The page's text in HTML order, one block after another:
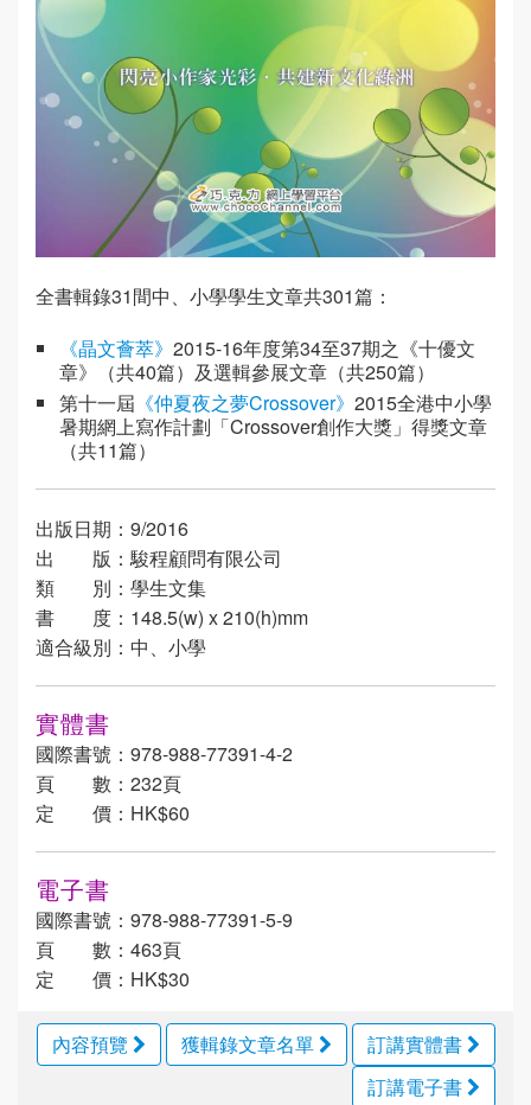
全書輯錄31間中、小學學生文章共301篇：
《晶文薈萃》 2015-16年度第34至37期之《十優文
章》（共40篇）及選輯參展文章（共250篇）
第十一屆 《仲夏夜之夢Crossover》 2015全港中小學
暑期網上寫作計劃「Crossover創作大獎」得獎文章
（共11篇）
出版日期：9/2016
出 版：駿程顧問有限公司
類 別：學生文集
書 度：148.5(w) x 210(h)mm
適合級別：中、小學
實體書
國際書號：978-988-77391-4-2
頁 數：232頁
定 價：HK$60
電子書
國際書號：978-988-77391-5-9
頁 數：463頁
定 價：HK$30
內容預覽 獲輯錄文章名單
訂講實體書
訂講電子書